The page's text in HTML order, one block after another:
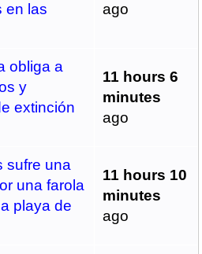
en las
ago
obliga a
y
extinción
11 hours 6
minutes
ago
sufre una
una farola
playa de
11 hours 10
minutes
ago